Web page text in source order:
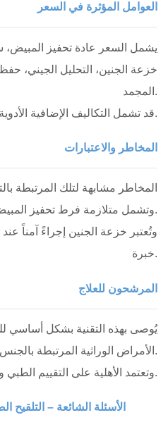
العوامل المؤثرة في السعر
يشمل السعر عادة تحفيز
خزعة الجنين، التحليل الجيني، حفظ
المجمد.
قد تشمل التكاليف الإضافية الأدوية ورسوم تخزين الأجنة.
المخاطر والاعتبارات
المخاطر مشابهة لتلك المرتبطة
وتشمل متلازمة فرط تحفيز المبيض أو فشل الانغراس.
وتُعتبر خزعة الجنين إجراءً آمناً
خبرة.
المرشحون للعلاج
يُوصى بهذه التقنية بشكل أساسي
الأمراض الوراثية المرتبطة بالجنس.
وتعتمد الأهلية على التقييم الطبي واللوائح التنظيمية المعمول بها.
الأسئلة الشائعة – التلقيح